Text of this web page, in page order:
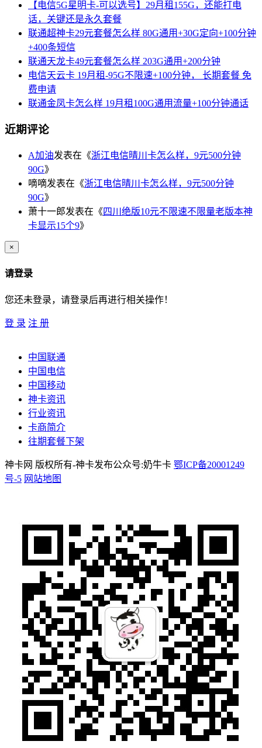
【电信5G星明卡-可以选号】29月租155G，还能打电
话，关键还是永久套餐
联通超神卡29元套餐怎么样 80G通用+30G定向+100分钟
+400条短信
联通天龙卡49元套餐怎么样 203G通用+200分钟
电信天云卡 19月租-95G不限速+100分钟， 长期套餐 免
费申请
联通金凤卡怎么样 19月租100G通用流量+100分钟通话
近期评论
A加油发表在《浙江电信晴川卡怎么样，9元500分钟
90G》
嘀嘀发表在《浙江电信晴川卡怎么样，9元500分钟
90G》
萧十一郎发表在《四川绝版10元不限速不限量老版本神
卡显示15个9》
×
请登录
您还未登录，请登录后再进行相关操作！
登 录 注 册
中国联通
中国电信
中国移动
神卡资讯
行业资讯
卡商简介
往期套餐下架
神卡网 版权所有-神卡发布公众号:奶牛卡 鄂ICP备20001249
号-5 网站地图